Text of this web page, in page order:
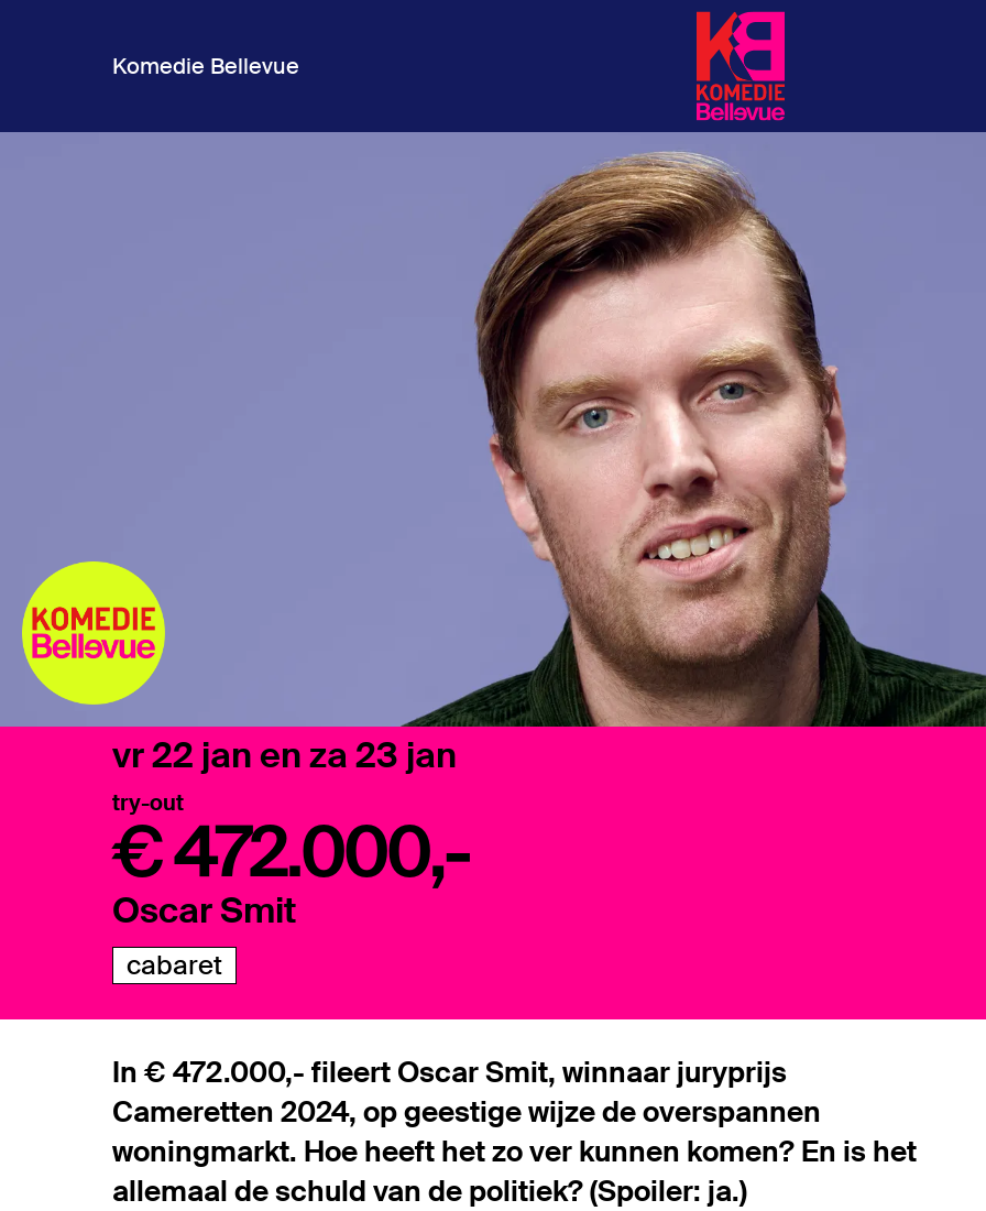
Komedie Bellevue
€ 472.000,-
Oscar Smit
try-out
vr 22 janenza 23 jan
cabaret
In € 472.000,- fileert Oscar Smit, winnaar juryprijs
Cameretten 2024, op geestige wijze de overspannen
woningmarkt. Hoe heeft het zo ver kunnen komen? En is het
allemaal de schuld van de politiek? (Spoiler: ja.)